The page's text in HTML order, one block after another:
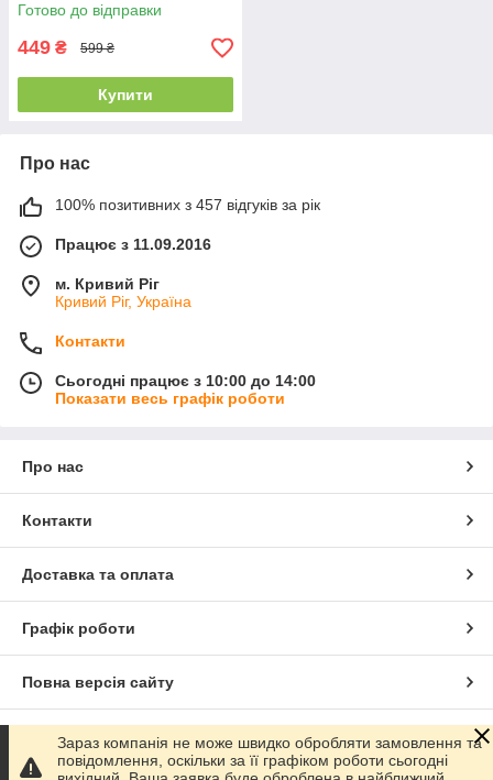
Готово до відправки
449 ₴ 599 ₴
Купити
Про нас
100% позитивних з 457 відгуків за рік
Працює з 11.09.2016
м. Кривий Ріг
Кривий Ріг, Україна
Контакти
Сьогодні працює з 10:00 до 14:00
Показати весь графік роботи
Про нас
Контакти
Доставка та оплата
Графік роботи
Повна версія сайту
Сайт створено на маркетплейсіProm.ua
Зараз компанія не може швидко обробляти замовлення та
повідомлення, оскільки за її графіком роботи сьогодні